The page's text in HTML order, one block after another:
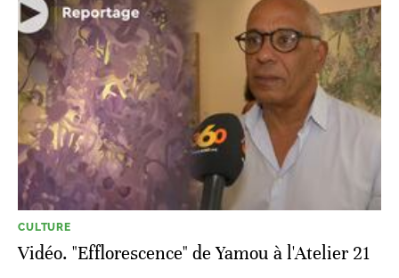
CULTURE
Vidéo. "Efflorescence" de Yamou à l'Atelier 21